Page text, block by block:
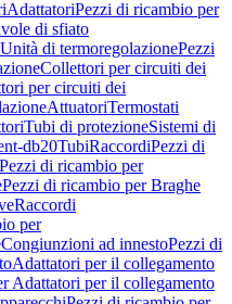
AdattatoriPezzi di ricambio per
di sfiato
Unità di termoregolazionePezzi
Collettori per circuiti dei
per circuiti dei
AttuatoriTermostati
Tubi di protezioneSistemi di
db20TubiRaccordiPezzi di
Pezzi di ricambio per
Pezzi di ricambio per Braghe
Raccordi
per
Congiunzioni ad innestoPezzi di
Adattatori per il collegamento
Adattatori per il collegamento